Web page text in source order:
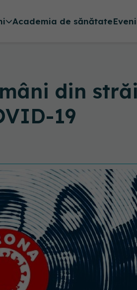
Academia de sănătate
din
19